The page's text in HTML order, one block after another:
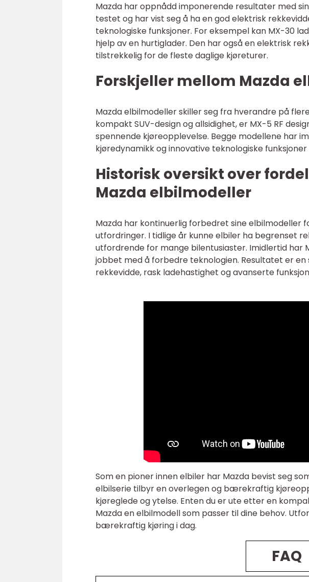
Mazda har oppnådd imponerende resultater med
testet og har vist seg å ha en god elektrisk
teknologiske funksjoner. For eksempel kan MX-30
hjelp av en hurtiglader. Den har også en elektrisk
tilstrekkelig for de fleste daglige kjøreturer.
Forskjeller mellom Mazda
Mazda elbilmodeller skiller seg fra hverandre på
kompakt SUV-design og allsidighet, er MX-5 RF
spennende kjøreopplevelse. Begge modellene har
kjøredynamikk og innovative teknologiske
Historisk oversikt over
Mazda elbilmodeller
Mazda har kontinuerlig forbedret sine elbilmodeller
utfordringer. I tidlige år kunne elbiler ha begrenset
utfordrende for mange bilentusiaster. Imidlertid har
jobbet med å forbedre teknologien. Resultatet er
rekkevidde, rask ladehastighet og avanserte
Som en pioner innen elbiler har Mazda bevist seg
elbilserie tilbyr en overlegen og bærekraftig
kjøreglede og ytelse. Enten du er ute etter en
Mazda en elbilmodell som passer til dine behov.
bærekraftig kjøring i dag.
FAQ